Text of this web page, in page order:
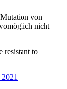
von
nicht
resistant to
2021